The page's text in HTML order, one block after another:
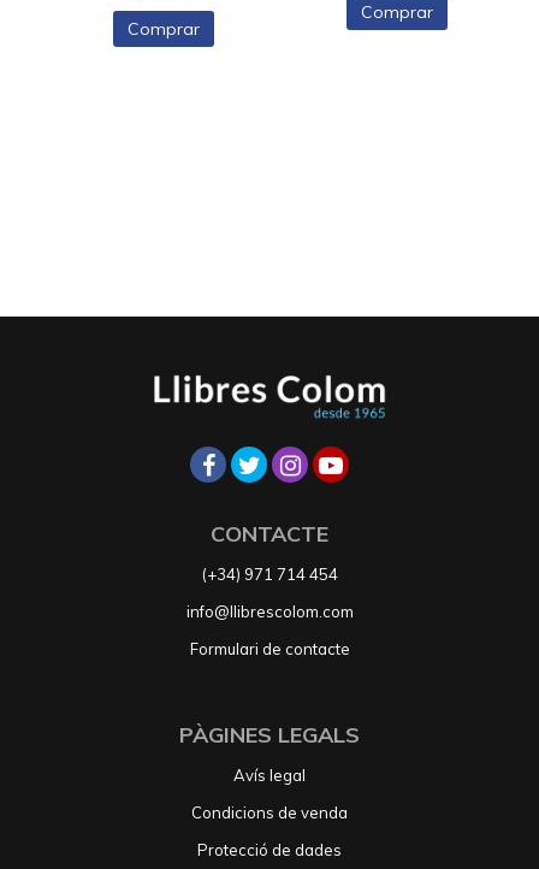
Comprar
Comprar
CONTACTE
(+34) 971 714 454
info@llibrescolom.com
Formulari de contacte
PÀGINES LEGALS
Avís legal
Condicions de venda
Protecció de dades